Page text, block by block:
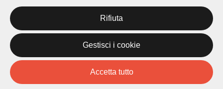
Homepage
Temi
Mappa
Novità
Progetti
Rifiuta
Gestisci i cookie
Accetta tutto